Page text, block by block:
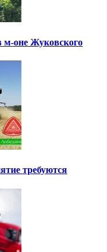
м-оне Жуковского
требуются